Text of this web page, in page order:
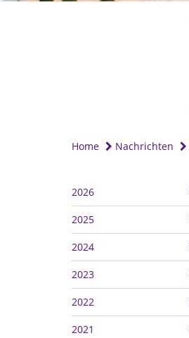
Home Nachrichten
2026
2025
2024
2023
2022
2021